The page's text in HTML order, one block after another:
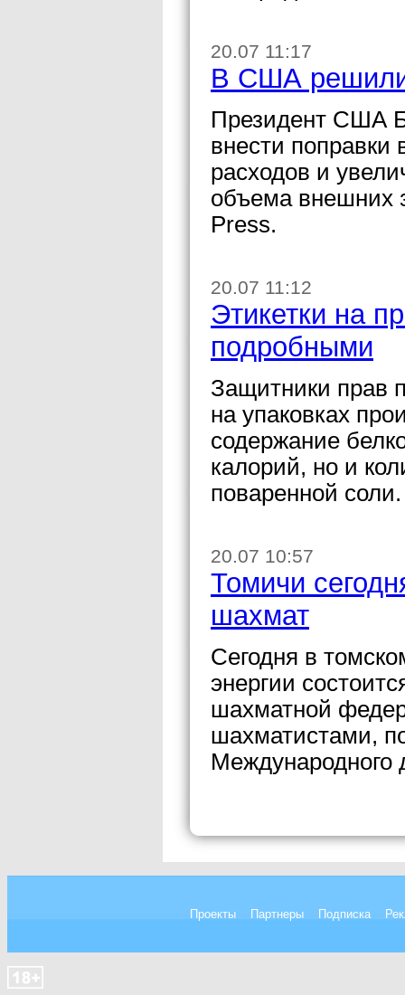
20.07 11:17
В США решили
Президент США
внести поправки
расходов и
объема внешних
Press.
20.07 11:12
Этикетки на
подробными
Защитники прав
на упаковках
содержание
калорий, но и
поваренной соли.
20.07 10:57
Томичи
шахмат
Сегодня в
энергии
шахматной
шахматистами,
Международного
Проекты Партнеры Подписка